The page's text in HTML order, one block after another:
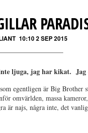
10:10 2 SEP 2015
ljuga, jag har kikat. Jag
egentligen är Big Brother
omvärlden, massa
är najs, några inte, det